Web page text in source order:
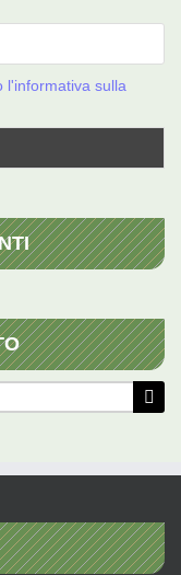
l'informativa sulla